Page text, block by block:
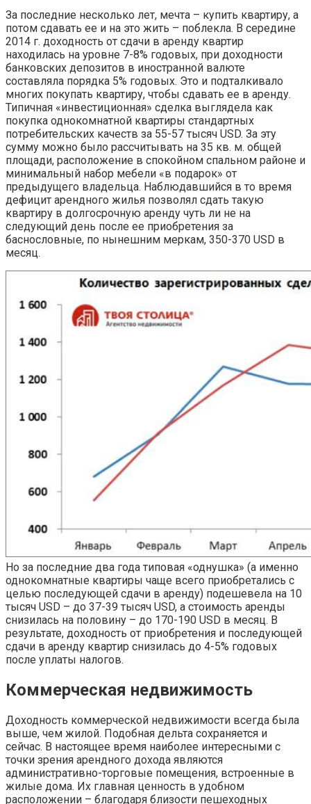
За последние несколько лет, мечта – купить квартиру, а
потом сдавать ее и на это жить – поблекла. В середине
2014 г. доходность от сдачи в аренду квартир
находилась на уровне 7-8% годовых, при доходности
банковских депозитов в иностранной валюте
составляла порядка 5% годовых. Это и подталкивало
многих покупать квартиру, чтобы сдавать ее в аренду.
Типичная «инвестиционная» сделка выглядела как
покупка однокомнатной квартиры стандартных
потребительских качеств за 55-57 тысяч USD. За эту
сумму можно было рассчитывать на 35 кв. м. общей
площади, расположение в спокойном спальном районе и
минимальный набор мебели «в подарок» от
предыдущего владельца. Наблюдавшийся в то время
дефицит арендного жилья позволял сдать такую
квартиру в долгосрочную аренду чуть ли не на
следующий день после ее приобретения за
баснословные, по нынешним меркам, 350-370 USD в
месяц.
Но за последние два года типовая «однушка» (а именно
однокомнатные квартиры чаще всего приобретались с
целью последующей сдачи в аренду) подешевела на 10
тысяч USD – до 37-39 тысяч USD, а стоимость аренды
снизилась на половину – до 170-190 USD в месяц. В
результате, доходность от приобретения и последующей
сдачи в аренду квартир снизилась до 4-5% годовых
после уплаты налогов.
Коммерческая недвижимость
Доходность коммерческой недвижимости всегда была
выше, чем жилой. Подобная дельта сохраняется и
сейчас. В настоящее время наиболее интересными с
точки зрения арендного дохода являются
административно-торговые помещения, встроенные в
жилые дома. Их главная ценность в удобном
расположении – благодаря близости пешеходных